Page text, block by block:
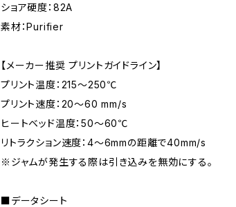
ショア硬度：82A
素材：Purifier
【メーカー推奨 プリントガイドライン】
プリント温度：215～250℃
プリント速度：20～60 mm/s
ヒートベッド温度：50～60℃
リトラクション速度：4～6mmの距離で40mm/s
※ジャムが発生する際は引き込みを無効にする。
■データシート